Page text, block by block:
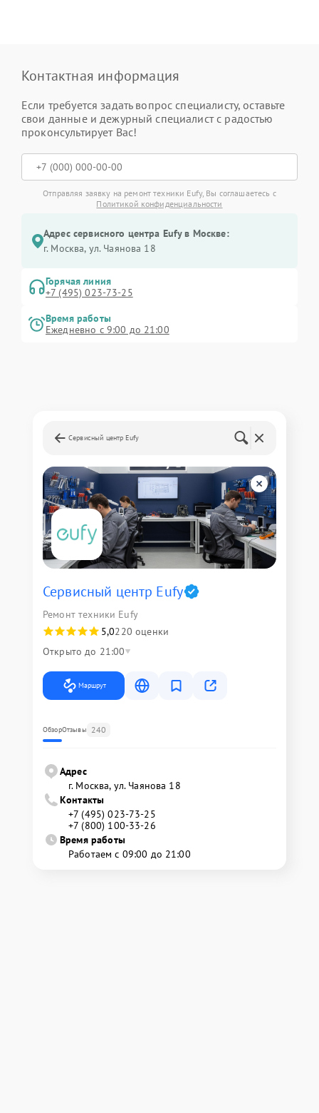
Контактная информация
Если требуется задать вопрос специалисту, оставьте
свои данные и дежурный специалист с радостью
проконсультирует Вас!
Отправляя заявку на ремонт техники Eufy, Вы соглашаетесь с
Политикой конфиденциальности
Адрес сервисного центра Eufy в Москве:
г. Москва, ул. Чаянова 18
Горячая линия
+7 (495) 023-73-25
Время работы
Ежедневно с 9:00 до 21:00
Сервисный центр Eufy
Сервисный центр Eufy
Ремонт техники Eufy
5,0220 оценки
Открыто до 21:00
Маршрут
ОбзорОтзывы 240
Адрес
г. Москва, ул. Чаянова 18
Контакты
+7 (495) 023-73-25
+7 (800) 100-33-26
Время работы
Работаем с 09:00 до 21:00